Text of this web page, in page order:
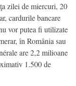
zilei de miercuri, 20
cardurile bancare
vor putea fi utilizate
în România sau
are 2,2 milioane
1.500 de